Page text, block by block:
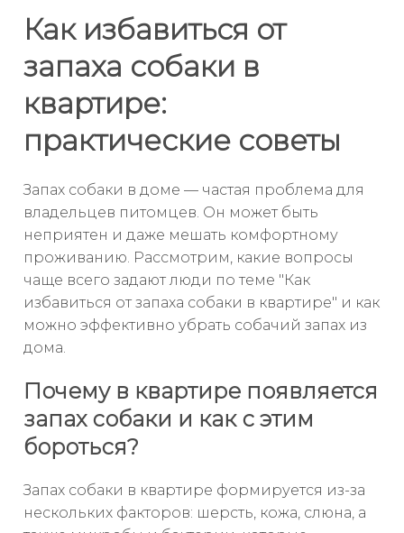
Как избавиться от
запаха собаки в
квартире:
практические советы
Запах собаки в доме — частая проблема для
владельцев питомцев. Он может быть
неприятен и даже мешать комфортному
проживанию. Рассмотрим, какие вопросы
чаще всего задают люди по теме "Как
избавиться от запаха собаки в квартире" и как
можно эффективно убрать собачий запах из
дома.
Почему в квартире появляется
запах собаки и как с этим
бороться?
Запах собаки в квартире формируется из-за
нескольких факторов: шерсть, кожа, слюна, а